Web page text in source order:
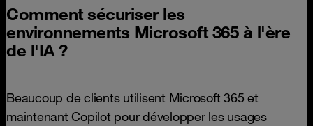
Comment sécuriser les
environnements Microsoft 365 à l'ère
de l'IA ?
Beaucoup de clients utilisent Microsoft 365 et
maintenant Copilot pour développer les usages